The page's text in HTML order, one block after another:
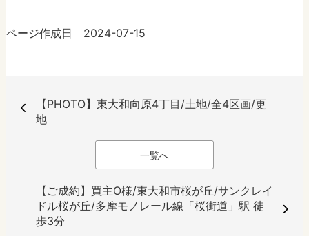
ページ作成日 2024-07-15
【PHOTO】東大和向原4丁目/土地/全4区画/更
地
一覧へ
【ご成約】買主O様/東大和市桜が丘/サンクレイ
ドル桜が丘/多摩モノレール線「桜街道」駅 徒
歩3分